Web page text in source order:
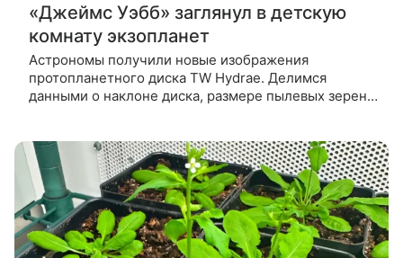
«Джеймс Уэбб» заглянул в детскую
комнату экзопланет
Астрономы получили новые изображения
протопланетного диска TW Hydrae. Делимся
данными о наклоне диска, размере пылевых зерен